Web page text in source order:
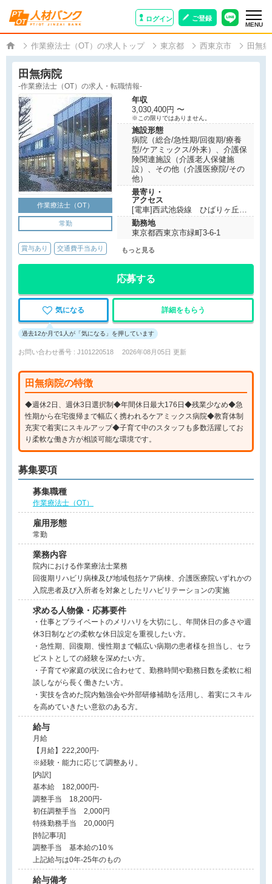
ログイン ご登録
MENU
作業療法士（OT）の求人トップ 東京都 西東京市 田無
田無病院
-作業療法士（OT）の求人・転職情報-
作業療法士（OT）
常勤
年収
3,030,400円 〜
※この限りではありません。
施設形態
病院（総合/急性期/回復期/療養
型/ケアミックス/外来）、介護保
険関連施設（介護老人保健施
設）、その他（介護医療院/その
他）
最寄り・
アクセス
[電車]西武池袋線 ひばりヶ丘駅
より徒歩12分
勤務地
東京都西東京市緑町3-6-1
賞与あり 交通費手当あり もっと見る
応募する
気になる 詳細をもらう
過去12か月で1人が「気になる」を押しています
お問い合わせ番号 : J101220518 2026年08月05日 更新
田無病院の特徴
◆週休2日、週休3日選択制◆年間休日最大176日◆残業少なめ◆急
性期から在宅復帰まで幅広く携われるケアミックス病院◆教育体制
充実で着実にスキルアップ◆子育て中のスタッフも多数活躍してお
り柔軟な働き方が相談可能な環境です。
募集要項
募集職種
作業療法士（OT）
雇用形態
常勤
業務内容
院内における作業療法士業務
回復期リハビリ病棟及び地域包括ケア病棟、介護医療院いずれかの
入院患者及び入所者を対象としたリハビリテーションの実施
求める人物像・応募要件
・仕事とプライベートのメリハリを大切にし、年間休日の多さや週
休3日制などの柔軟な休日設定を重視したい方。
・急性期、回復期、慢性期まで幅広い病期の患者様を担当し、セラ
ピストとしての経験を深めたい方。
・子育てや家庭の状況に合わせて、勤務時間や勤務日数を柔軟に相
談しながら長く働きたい方。
・実技を含めた院内勉強会や外部研修補助を活用し、着実にスキル
を高めていきたい意欲のある方。
給与
月給
【月給】222,200円-
※経験・能力に応じて調整あり。
[内訳]
基本給 182,000円-
調整手当 18,200円-
初任調整手当 2,000円
特殊勤務手当 20,000円
[特記事項]
調整手当 基本給の10％
上記給与は0年-25年のもの
給与備考